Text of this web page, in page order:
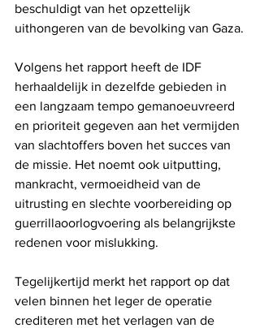
beschuldigt van het opzettelijk
uithongeren van de bevolking van Gaza.
Volgens het rapport heeft de IDF
herhaaldelijk in dezelfde gebieden in
een langzaam tempo gemanoeuvreerd
en prioriteit gegeven aan het vermijden
van slachtoffers boven het succes van
de missie. Het noemt ook uitputting,
mankracht, vermoeidheid van de
uitrusting en slechte voorbereiding op
guerrillaoorlogvoering als belangrijkste
redenen voor mislukking.
Tegelijkertijd merkt het rapport op dat
velen binnen het leger de operatie
crediteren met het verlagen van de